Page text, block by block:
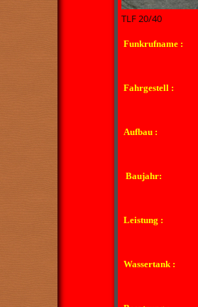
TLF 20/40
Funkrufname :
Fahrgestell :
Aufbau :
Baujahr:
Leistung :
Wassertank :